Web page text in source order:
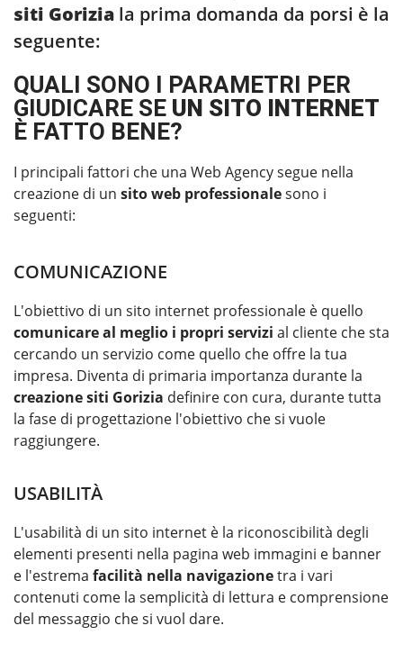
siti Gorizia la prima domanda da porsi è la
seguente:
QUALI SONO I PARAMETRI PER
GIUDICARE SE UN SITO INTERNET
È FATTO BENE?
I principali fattori che una Web Agency segue nella
creazione di un sito web professionalesono i
seguenti:
COMUNICAZIONE
L'obiettivo di un sito internet professionale è quello
comunicare al meglio i propri servizi al cliente che sta
cercando un servizio come quello che offre la tua
impresa. Diventa di primaria importanza durante la
creazione siti Gorizia definire con cura, durante tutta
la fase di progettazione l'obiettivo che si vuole
raggiungere.
USABILITÀ
L'usabilità di un sito internet è la riconoscibilità degli
elementi presenti nella pagina web immagini e banner
e l'estrema facilità nella navigazionetra i vari
contenuti come la semplicità di lettura e comprensione
del messaggio che si vuol dare.